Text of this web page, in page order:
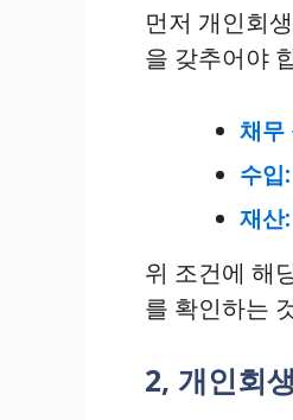
먼저 개인회
을 갖추어야
채무
수입:
재산:
위 조건에 해
를 확인하는
2, 개인회